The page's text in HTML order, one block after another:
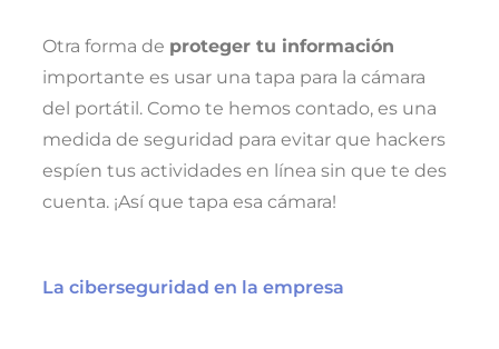
Otra forma de proteger tu información
importante es usar una tapa para la cámara
del portátil. Como te hemos contado, es una
medida de seguridad para evitar que hackers
espíen tus actividades en línea sin que te des
cuenta. ¡Así que tapa esa cámara!
La ciberseguridad en la empresa